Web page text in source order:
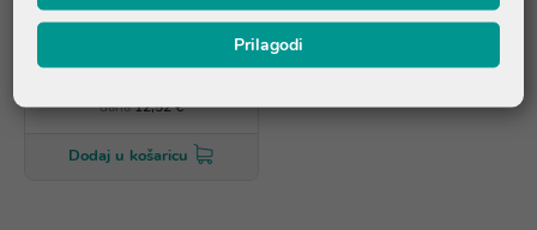
Uriage PRURICED gel
12,52 €
dana12,52 €
Dodaj u košaricu
Prilagodi